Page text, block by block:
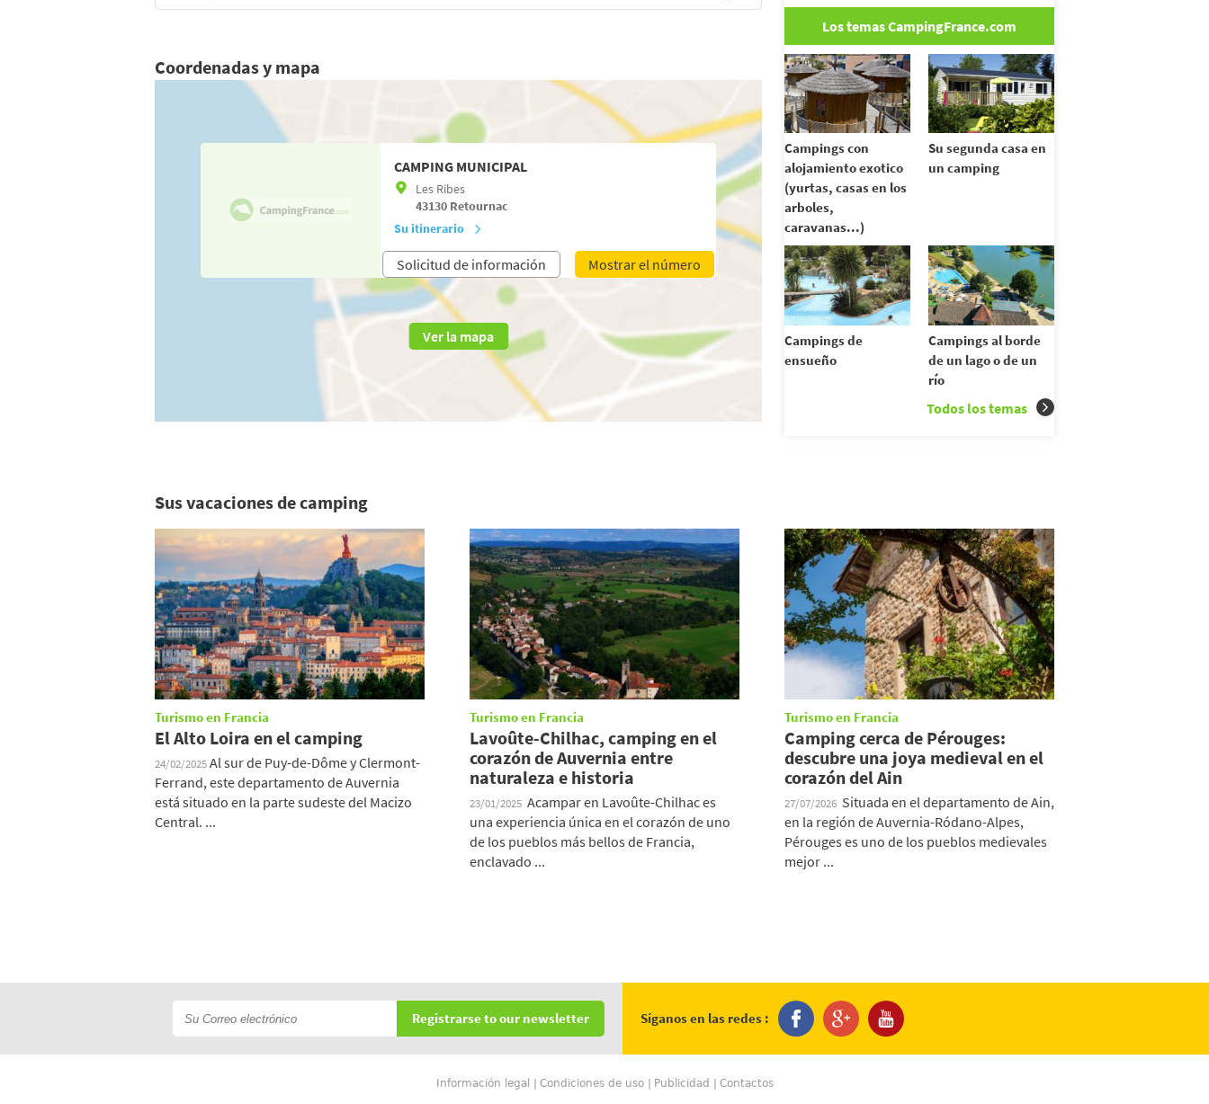
Coordenadas y mapa
CAMPING MUNICIPAL
Les Ribes
43130 Retournac
Su itinerario
Solicitud de información Mostrar el número
Ver la mapa
Los temas CampingFrance.com
Campings con
alojamiento exotico
(yurtas, casas en los
arboles,
caravanas...)
Su segunda casa en
un camping
Campings de
ensueño
Campings al borde
de un lago o de un
río
Todos los temas
Sus vacaciones de camping
Turismo en Francia
El Alto Loira en el camping
24/02/2025Al sur de Puy-de-Dôme y Clermont-
Ferrand, este departamento de Auvernia
está situado en la parte sudeste del Macizo
Central. ...
Turismo en Francia
Lavoûte-Chilhac, camping en el
corazón de Auvernia entre
naturaleza e historia
23/01/2025 Acampar en Lavoûte-Chilhac es
una experiencia única en el corazón de uno
de los pueblos más bellos de Francia,
enclavado ...
Turismo en Francia
Camping cerca de Pérouges:
descubre una joya medieval en el
corazón del Ain
27/07/2026 Situada en el departamento de Ain,
en la región de Auvernia-Ródano-Alpes,
Pérouges es uno de los pueblos medievales
mejor ...
Registrarse to our newsletter Síganos en las redes :
Información legal Condiciones de uso Publicidad Contactos